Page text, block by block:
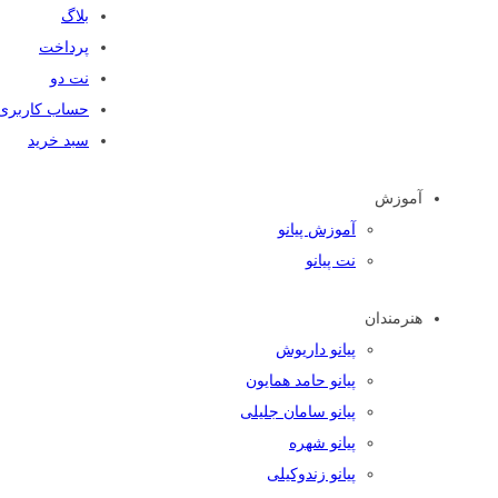
بلاگ
پرداخت
نت دو
حساب
سبد خرید
آموزش
آموزش پیانو
نت پیانو
هنرمندان
پیانو داریوش
پیانو حامد همایون
پیانو سامان جلیلی
پیانو شهره
پیانو زندوکیلی